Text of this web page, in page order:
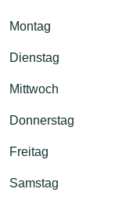
Montag
Dienstag
Mittwoch
Donnerstag
Freitag
Samstag